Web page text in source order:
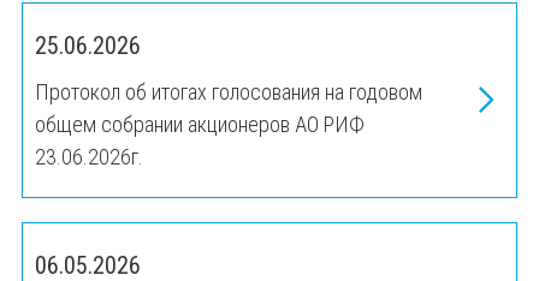
25.06.2026
Протокол об итогах голосования на годовом
общем собрании акционеров АО РИФ
23.06.2026г.
06.05.2026